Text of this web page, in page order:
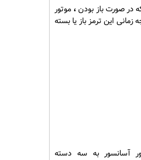
در صورت باز بودن ، موتور
این ترمز باز یا بسته
آسانسور به سه دسته